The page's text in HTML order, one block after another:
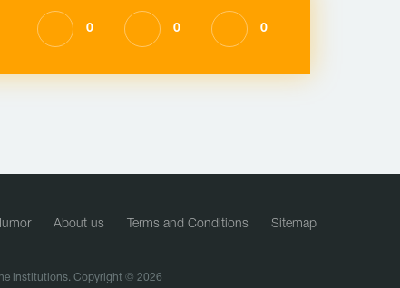
0 0 0
About us Terms and Conditions Sitemap
institutions. Copyright © 2026